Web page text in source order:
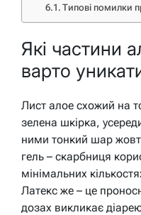
Типові помилки
Які частини
варто
Лист алое схожий на
зелена шкірка,
ними тонкий шар
гель – скарбниця
мінімальних
Латекс же – це
дозах викликає